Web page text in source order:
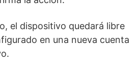
el dispositivo quedará libre
en una nueva cuenta